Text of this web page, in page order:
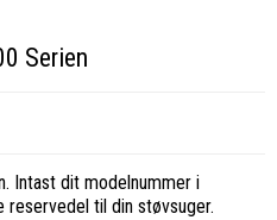
Serien
Intast dit modelnummer i
til din støvsuger.